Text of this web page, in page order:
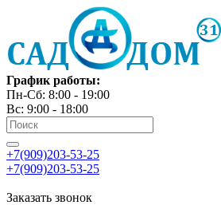
График работы:
Пн-Сб: 8:00 - 19:00
Вс: 9:00 - 18:00
+7(909)203-53-25
+7(909)203-53-25
Заказать звонок